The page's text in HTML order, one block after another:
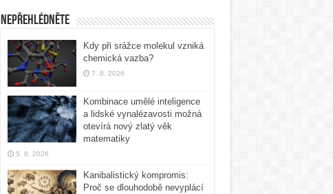
Nepřehlédněte
Kdy při srážce molekul vzniká
chemická vazba?
7. 8. 2026
Kombinace umělé inteligence
a lidské vynalézavosti možná
otevírá nový zlatý věk
matematiky
5. 8. 2026
Kanibalistický kompromis:
Proč se dlouhodobě nevyplácí